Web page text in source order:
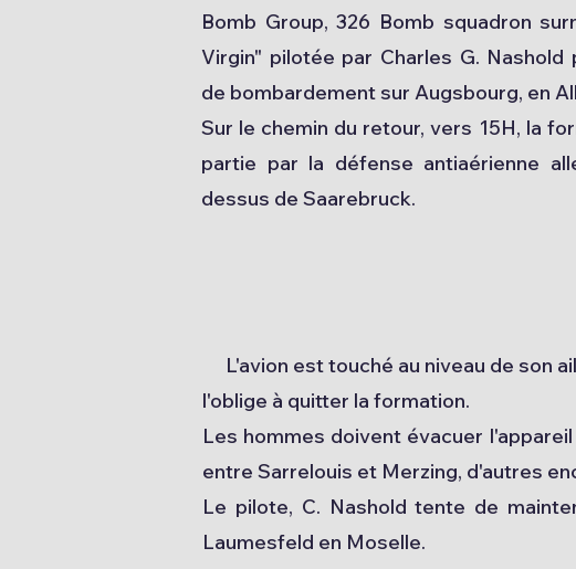
Bomb Group, 326 Bomb squadron
Virgin" pilotée par Charles G. Nashold
de bombardement sur Augsbourg, en
Sur le chemin du retour, vers 15H, la
partie par la défense antiaérienne
dessus de Saarebruck.
L'avion est touché au niveau de son
l'oblige à quitter la formation.
Les hommes doivent évacuer
entre Sarrelouis et Merzing, d'autres
Le pilote, C. Nashold tente de
Laumesfeld en Moselle.